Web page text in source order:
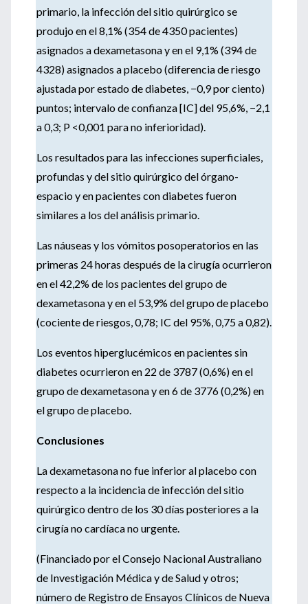
primario, la infección del sitio quirúrgico se
produjo en el 8,1% (354 de 4350 pacientes)
asignados a dexametasona y en el 9,1% (394 de
4328) asignados a placebo (diferencia de riesgo
ajustada por estado de diabetes, −0,9 por ciento)
puntos; intervalo de confianza [IC] del 95,6%, −2,1
a 0,3; P <0,001 para no inferioridad).
Los resultados para las infecciones superficiales,
profundas y del sitio quirúrgico del órgano-
espacio y en pacientes con diabetes fueron
similares a los del análisis primario.
Las náuseas y los vómitos posoperatorios en las
primeras 24 horas después de la cirugía ocurrieron
en el 42,2% de los pacientes del grupo de
dexametasona y en el 53,9% del grupo de placebo
(cociente de riesgos, 0,78; IC del 95%, 0,75 a 0,82).
Los eventos hiperglucémicos en pacientes sin
diabetes ocurrieron en 22 de 3787 (0,6%) en el
grupo de dexametasona y en 6 de 3776 (0,2%) en
el grupo de placebo.
Conclusiones
La dexametasona no fue inferior al placebo con
respecto a la incidencia de infección del sitio
quirúrgico dentro de los 30 días posteriores a la
cirugía no cardíaca no urgente.
(Financiado por el Consejo Nacional Australiano
de Investigación Médica y de Salud y otros;
número de Registro de Ensayos Clínicos de Nueva